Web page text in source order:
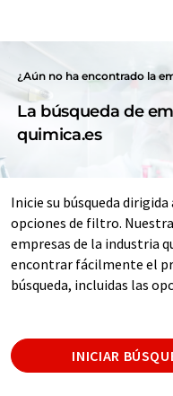
¿Aún no ha encontrado la
La búsqueda de
quimica.es
Inicie su búsqueda
opciones de filtro.
empresas de la industria
encontrar fácilmente el
búsqueda, incluidas las
INICIAR